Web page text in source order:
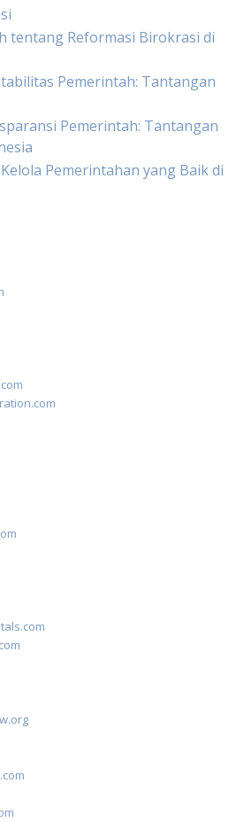
tentang Reformasi Birokrasi di
Pemerintah: Tantangan
Pemerintah: Tantangan
Pemerintahan yang Baik di